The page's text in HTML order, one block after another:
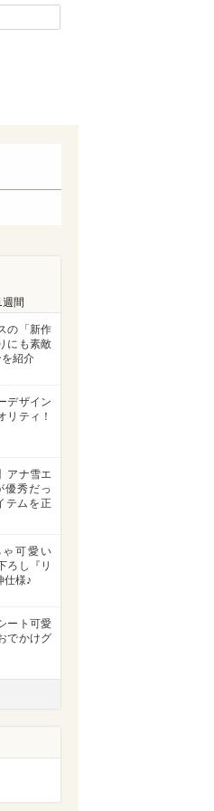
週間
の「新作
にも素敵
紹介
デザイン
リティ！
アナ雪エ
優秀だっ
テムを正
ゃ可愛い
ろし『リ
仕様♪
ート可愛
でかけグ